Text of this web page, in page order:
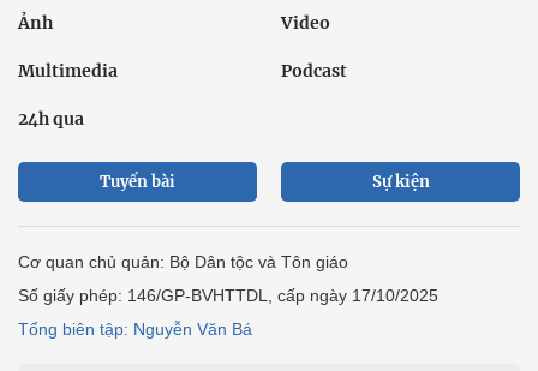
Ảnh Video
Multimedia Podcast
24h qua
Tuyến bài Sự kiện
Cơ quan chủ quản: Bộ Dân tộc và Tôn giáo
Số giấy phép: 146/GP-BVHTTDL, cấp ngày 17/10/2025
Tổng biên tập: Nguyễn Văn Bá